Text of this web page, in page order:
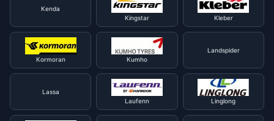
Kenda
Kingstar
Kleber
Kormoran Kumho
Landspider
Lassa
Laufenn
Linglong